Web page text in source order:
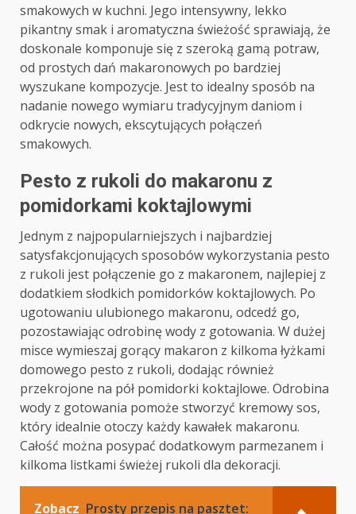
smakowych w kuchni. Jego intensywny, lekko
pikantny smak i aromatyczna świeżość sprawiają, że
doskonale komponuje się z szeroką gamą potraw,
od prostych dań makaronowych po bardziej
wyszukane kompozycje. Jest to idealny sposób na
nadanie nowego wymiaru tradycyjnym daniom i
odkrycie nowych, ekscytujących połączeń
smakowych.
Pesto z rukoli do makaronu z
pomidorkami koktajlowymi
Jednym z najpopularniejszych i najbardziej
satysfakcjonujących sposobów wykorzystania pesto
z rukoli jest połączenie go z makaronem, najlepiej z
dodatkiem słodkich pomidorków koktajlowych. Po
ugotowaniu ulubionego makaronu, odcedź go,
pozostawiając odrobinę wody z gotowania. W dużej
misce wymieszaj gorący makaron z kilkoma łyżkami
domowego pesto z rukoli, dodając również
przekrojone na pół pomidorki koktajlowe. Odrobina
wody z gotowania pomoże stworzyć kremowy sos,
który idealnie otoczy każdy kawałek makaronu.
Całość można posypać dodatkowym parmezanem i
kilkoma listkami świeżej rukoli dla dekoracji.
Zobacz Prosty przepis na pasztet: